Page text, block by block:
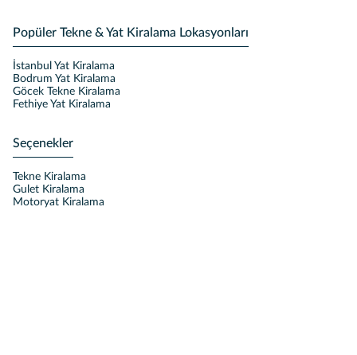
Popüler Tekne & Yat Kiralama Lokasyonları
İstanbul Yat Kiralama
Bodrum Yat Kiralama
Göcek Tekne Kiralama
Fethiye Yat Kiralama
Seçenekler
Tekne Kiralama
Gulet Kiralama
Motoryat Kiralama